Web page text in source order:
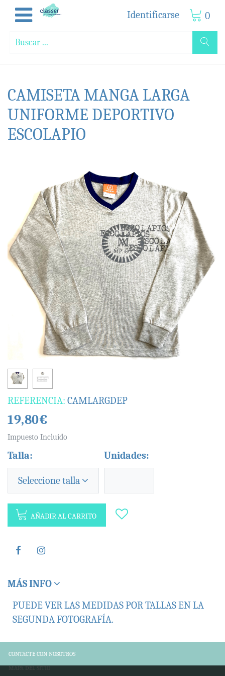
Identificarse 0
CAMISETA MANGA LARGA
UNIFORME DEPORTIVO
ESCOLAPIO
REFERENCIA: CAMLARGDEP
19,80€
Impuesto Incluido
Talla:
Seleccione talla
Unidades:
AÑADIR AL CARRITO
MÁS INFO
PUEDE VER LAS MEDIDAS POR TALLAS EN LA
SEGUNDA FOTOGRAFÍA.
CONTACTE CON NOSOTROS
MAPA DEL SITIO